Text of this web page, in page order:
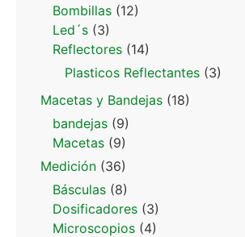
Bombillas (12)
Led´s (3)
Reflectores (14)
Plasticos Reflectantes (3)
Macetas y Bandejas (18)
bandejas (9)
Macetas (9)
Medición (36)
Básculas (8)
Dosificadores (3)
Microscopios (4)